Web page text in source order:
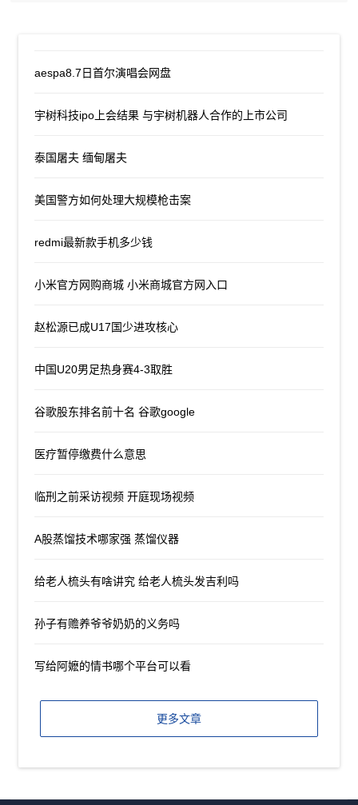
aespa8.7日首尔演唱会网盘
宇树科技ipo上会结果 与宇树机器人合作的上市公司
泰国屠夫 缅甸屠夫
美国警方如何处理大规模枪击案
redmi最新款手机多少钱
小米官方网购商城 小米商城官方网入口
赵松源已成U17国少进攻核心
中国U20男足热身赛4-3取胜
谷歌股东排名前十名 谷歌google
医疗暂停缴费什么意思
临刑之前采访视频 开庭现场视频
A股蒸馏技术哪家强 蒸馏仪器
给老人梳头有啥讲究 给老人梳头发吉利吗
孙子有赡养爷爷奶奶的义务吗
写给阿嬷的情书哪个平台可以看
更多文章